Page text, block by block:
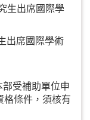
生出席國際學
出席國際學術
受補助單位申
條件，須核有